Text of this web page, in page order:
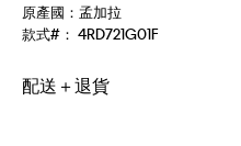
原產國：孟加拉
款式#： 4RD721G01F
配送＋退貨